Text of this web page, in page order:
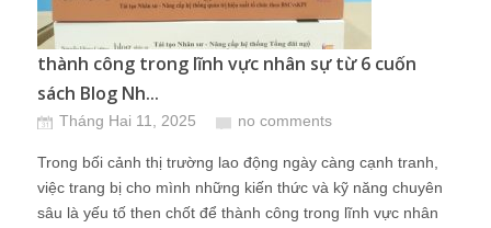
thành công trong lĩnh vực nhân sự từ 6 cuốn
sách Blog Nh...
Tháng Hai 11, 2025 no comments
Trong bối cảnh thị trường lao động ngày càng cạnh tranh,
việc trang bị cho mình những kiến thức và kỹ năng chuyên
sâu là yếu tố then chốt để thành công trong lĩnh vực nhân